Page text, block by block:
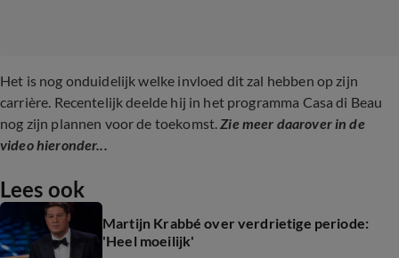
Het is nog onduidelijk welke invloed dit zal hebben op zijn
carrière. Recentelijk deelde hij in het programma Casa di Beau
nog zijn plannen voor de toekomst.Zie meer daarover in de
video hieronder...
Lees ook
Martijn Krabbé over verdrietige periode:
'Heel moeilijk'